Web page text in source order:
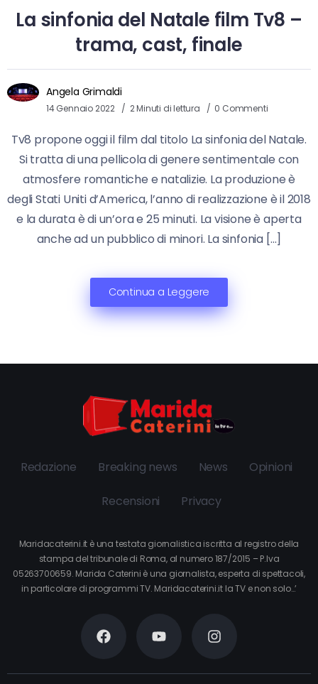
La sinfonia del Natale film Tv8 –
trama, cast, finale
Angela Grimaldi
14 Gennaio 2022 2 Minuti di lettura 0 Commenti
Tv8 propone oggi il film dal titolo La sinfonia del Natale.
Si tratta di una pellicola di genere sentimentale con
atmosfere romantiche e natalizie. La produzione è
degli Stati Uniti d’America, l’anno di realizzazione è il 2018
e la durata è di un’ora e 25 minuti. La visione è aperta
anche ad un pubblico di minori. La sinfonia […]
Continua a Leggere
Redazione Breaking news News Opinioni
Recensioni Privacy
Maridacaterini.it è una testata giornalistica iscritta al registro della
stampa del tribunale di Roma, al numero 187/2015 – P.Iva
05263700659. Marida Caterini è una giornalista, esperta di spettacoli,
in particolare di programmi TV. Maridacaterini.it la TV e non solo…’